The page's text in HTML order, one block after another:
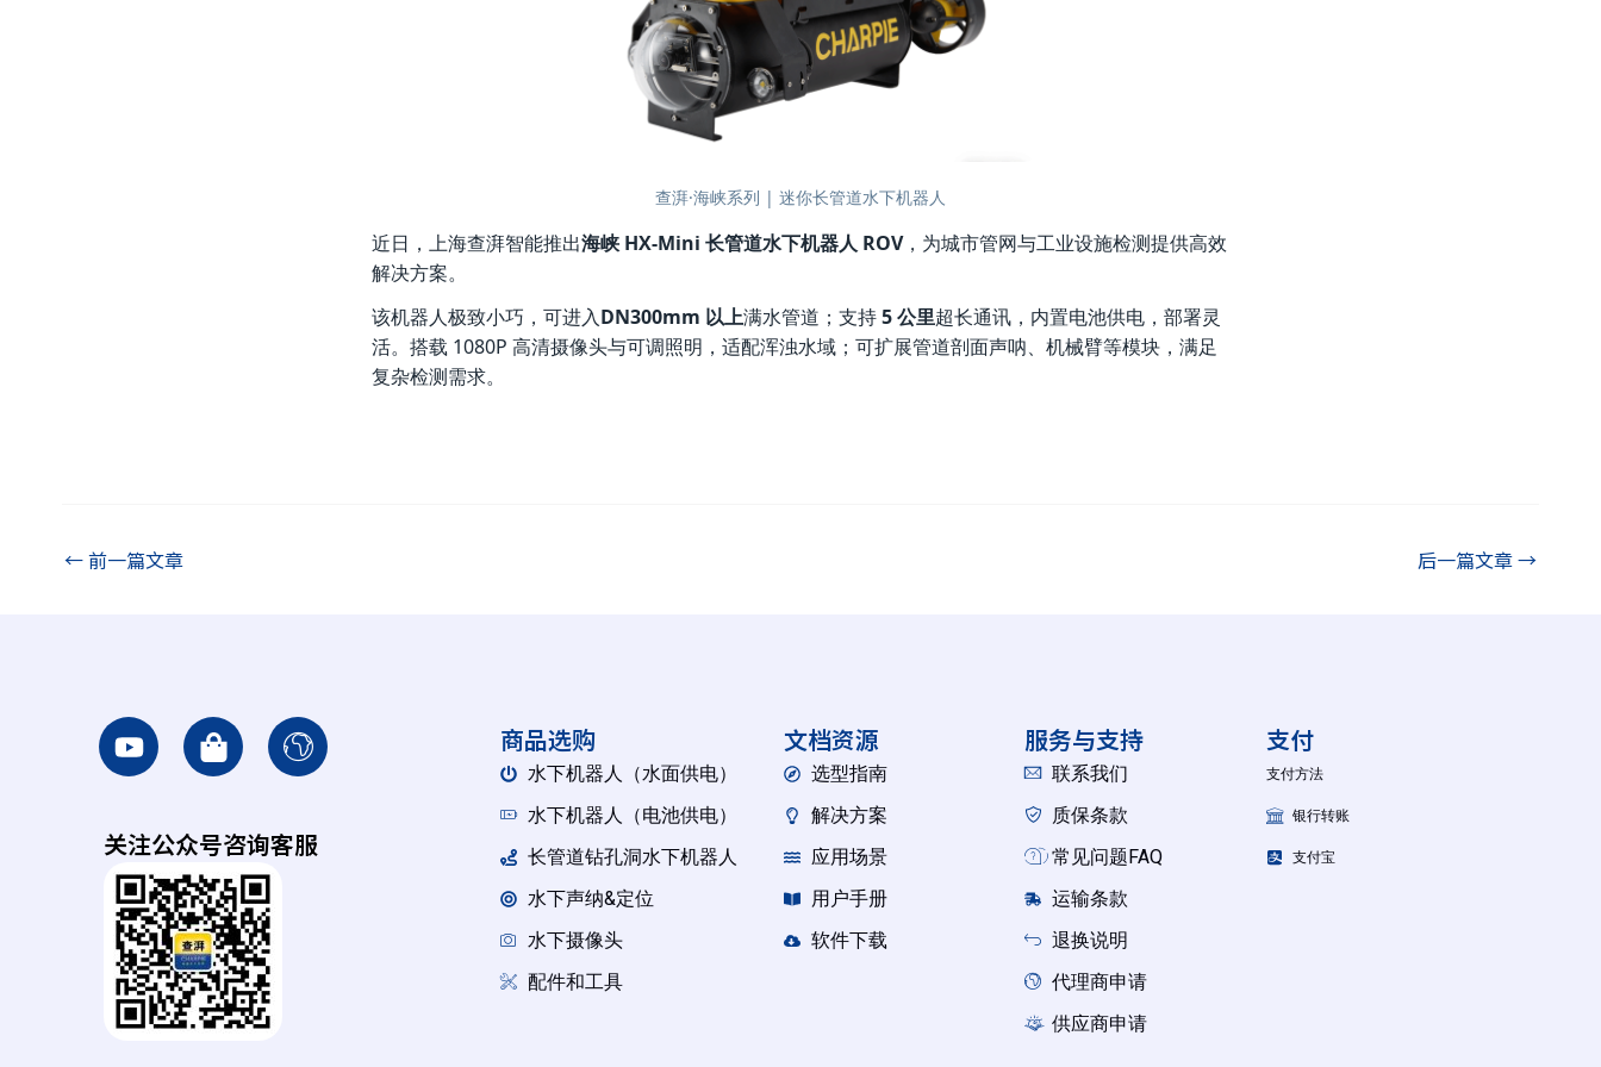
查湃·海峡系列 | 迷你长管道水下机器人
近日，上海查湃智能推出海峡 HX-Mini 长管道水下机器人 ROV，为城市管网与工业设施检测提供高效
解决方案。
该机器人极致小巧，可进入DN300mm 以上满水管道；支持5 公里超长通讯，内置电池供电，部署灵
活。搭载 1080P 高清摄像头与可调照明，适配浑浊水域；可扩展管道剖面声呐、机械臂等模块，满足
复杂检测需求。
←前一篇文章 后一篇文章→
Y
o
t
u
b
e
S
h
p
p
i
n
g
-
b
a
I
c
n
-
关注公众号咨询客服
商品选购
水下机器人（水面供电）
水下机器人（电池供电）
长管道钻孔洞水下机器人
水下声纳&定位
水下摄像头
配件和工具
文档资源
选型指南
解决方案
应用场景
用户手册
软件下载
服务与支持
联系我们
质保条款
常见问题FAQ
运输条款
退换说明
代理商申请
供应商申请
支付
支付方法
银行转账
支付宝